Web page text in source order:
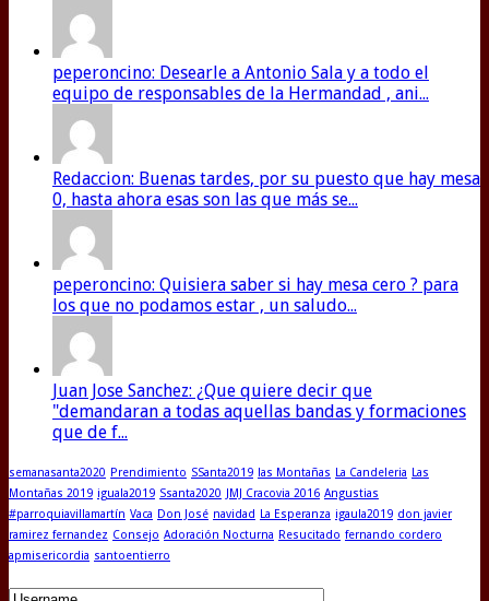
peperoncino: Desearle a Antonio Sala y a todo el
equipo de responsables de la Hermandad , ani...
Redaccion: Buenas tardes, por su puesto que hay mesa
0, hasta ahora esas son las que más se...
peperoncino: Quisiera saber si hay mesa cero ? para
los que no podamos estar , un saludo...
Juan Jose Sanchez: ¿Que quiere decir que
"demandaran a todas aquellas bandas y formaciones
que de f...
semanasanta2020 Prendimiento SSanta2019 las Montañas La Candeleria Las
Montañas 2019 iguala2019 Ssanta2020 JMJ Cracovia 2016 Angustias
#parroquiavillamartín Vaca Don José navidad La Esperanza igaula2019 don javier
ramirez fernandez Consejo Adoración Nocturna Resucitado fernando cordero
apmisericordia santoentierro